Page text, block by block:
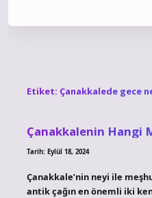
Etiket: Çanakkalede gece
Çanakkalenin Hangi
Tarih: Eylül 18, 2024
Çanakkale’nin neyi ile
antik çağın en önemli iki